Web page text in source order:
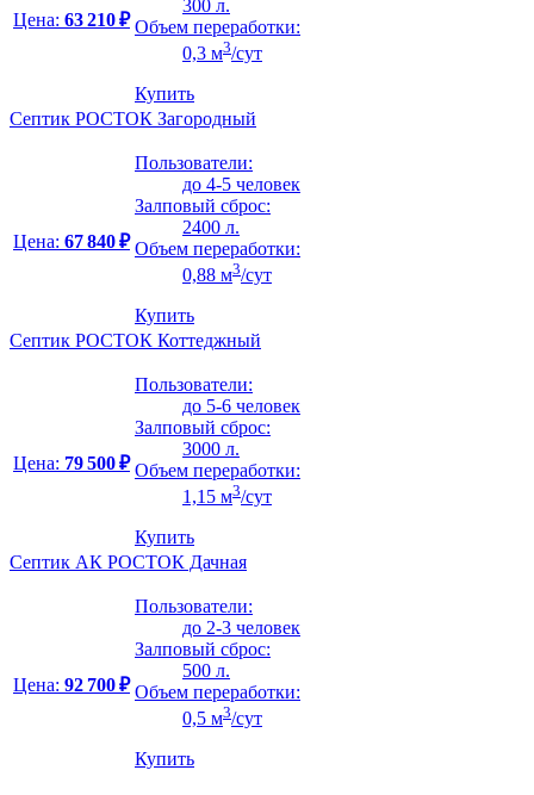
Цена: 63 210 ₽
300 л.
Объем переработки:
0,3 м3/сут
Купить
Септик РОСТОК Загородный
Цена: 67 840 ₽
Пользователи:
до 4-5 человек
Залповый сброс:
2400 л.
Объем переработки:
0,88 м3/сут
Купить
Септик РОСТОК Коттеджный
Цена: 79 500 ₽
Пользователи:
до 5-6 человек
Залповый сброс:
3000 л.
Объем переработки:
1,15 м3/сут
Купить
Септик АК РОСТОК Дачная
Цена: 92 700 ₽
Пользователи:
до 2-3 человек
Залповый сброс:
500 л.
Объем переработки:
0,5 м3/сут
Купить